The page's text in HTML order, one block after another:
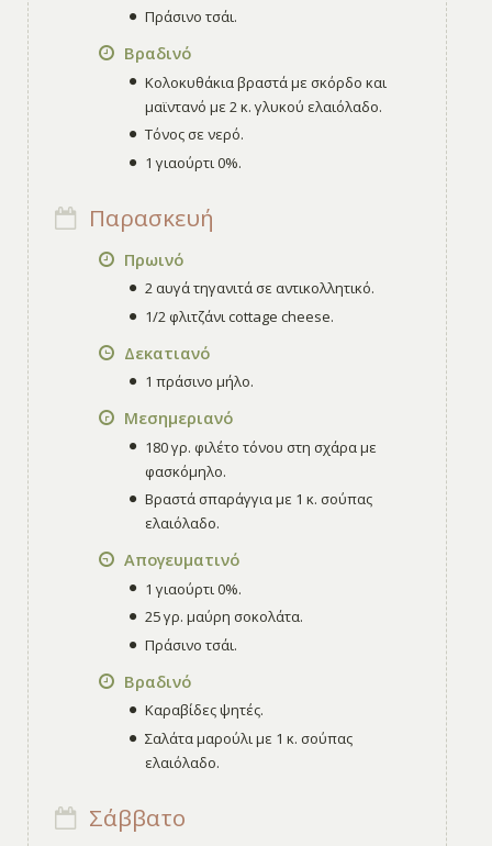
Πράσινο τσάι.
Βραδινό
Κολοκυθάκια βραστά με σκόρδο και
μαϊντανό με 2 κ. γλυκού ελαιόλαδο.
Τόνος σε νερό.
1 γιαούρτι 0%.
Παρασκευή
Πρωινό
2 αυγά τηγανιτά σε αντικολλητικό.
1/2 φλιτζάνι cottage cheese.
Δεκατιανό
1 πράσινο μήλο.
Μεσημεριανό
180 γρ. φιλέτο τόνου στη σχάρα με
φασκόμηλο.
Βραστά σπαράγγια με 1 κ. σούπας
ελαιόλαδο.
Απογευματινό
1 γιαούρτι 0%.
25 γρ. μαύρη σοκολάτα.
Πράσινο τσάι.
Βραδινό
Καραβίδες ψητές.
Σαλάτα μαρούλι με 1 κ. σούπας
ελαιόλαδο.
Σάββατο